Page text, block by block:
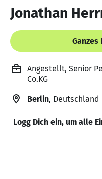
Jonathan
Angestellt, Senior
Co.KG
Berlin, Deutschland
Logg Dich ein, um alle